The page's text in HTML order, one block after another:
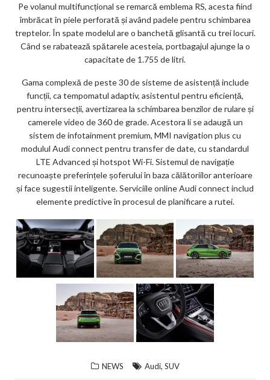
Pe volanul multifuncțional se remarcă emblema RS, acesta fiind
îmbrăcat în piele perforată și având padele pentru schimbarea
treptelor. În spate modelul are o banchetă glisantă cu trei locuri.
Când se rabatează spătarele acesteia, portbagajul ajunge la o
capacitate de 1.755 de litri.
Gama complexă de peste 30 de sisteme de asistență include
funcții, ca tempomatul adaptiv, asistentul pentru eficiență,
pentru intersecții, avertizarea la schimbarea benzilor de rulare și
camerele video de 360 de grade. Acestora li se adaugă un
sistem de infotainment premium, MMI navigation plus cu
modulul Audi connect pentru transfer de date, cu standardul
LTE Advanced și hotspot Wi-Fi. Sistemul de navigație
recunoaște preferințele șoferului în baza călătoriilor anterioare
și face sugestii inteligente. Serviciile online Audi connect includ
elemente predictive în procesul de planificare a rutei.
NEWS Audi, SUV